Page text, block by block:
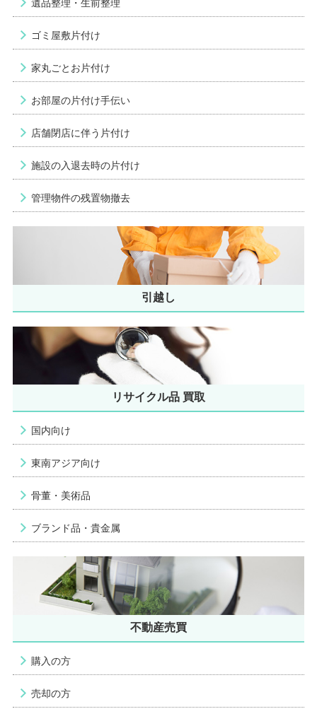
遺品整理・生前整理
ゴミ屋敷片付け
家丸ごとお片付け
お部屋の片付け手伝い
店舗閉店に伴う片付け
施設の入退去時の片付け
管理物件の残置物撤去
引越し
リサイクル品 買取
国内向け
東南アジア向け
骨董・美術品
ブランド品・貴金属
不動産売買
購入の方
売却の方